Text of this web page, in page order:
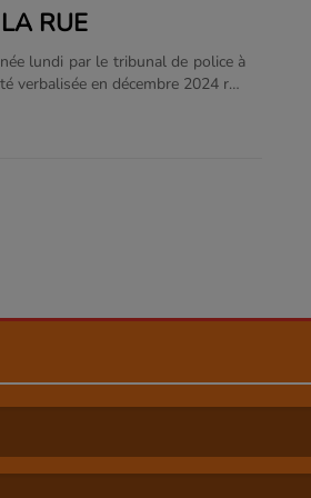
RUE
lundi par le tribunal de police à
verbalisée en décembre 2024 rue